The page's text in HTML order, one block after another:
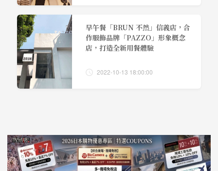
早午餐「BRUN 不然」信義店，合
作服飾品牌「PAZZO」形象概念
店，打造全新用餐體驗
2022-10-13 18:00:00